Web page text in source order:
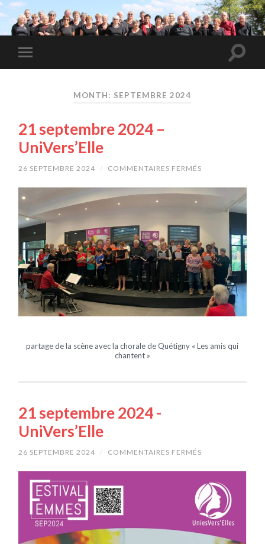
MONTH: SEPTEMBRE 2024
21 septembre 2024 –
UniVers’Elle
26 SEPTEMBRE 2024 / COMMENTAIRES FERMÉS
SEPTEMBRE
2024
UNIVERS’ELLE
partage de la scène avec la chorale de Quétigny « Les amis qui
chantent »
21 septembre 2024 -
UniVers’Elle
26 SEPTEMBRE 2024 / COMMENTAIRES FERMÉS
SEPTEMBRE
-
UNIVERS’ELLE